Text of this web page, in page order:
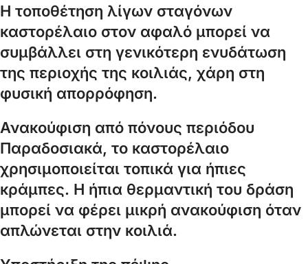
Η τοποθέτηση λίγων σταγόνων
καστορέλαιο στον αφαλό μπορεί να
συμβάλλει στη γενικότερη ενυδάτωση
της περιοχής της κοιλιάς, χάρη στη
φυσική απορρόφηση.
Ανακούφιση από πόνους περιόδου
Παραδοσιακά, το καστορέλαιο
χρησιμοποιείται τοπικά για ήπιες
κράμπες. Η ήπια θερμαντική του δράση
μπορεί να φέρει μικρή ανακούφιση όταν
απλώνεται στην κοιλιά.